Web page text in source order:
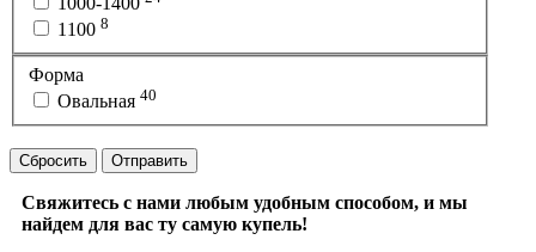
1100 8
Форма
Овальная 40
Сбросить Отправить
Свяжитесь с нами любым удобным способом, и мы
найдем для вас ту самую купель!